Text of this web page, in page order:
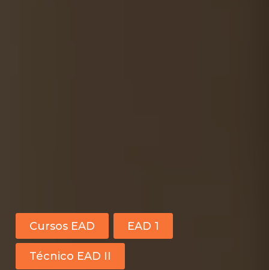
Cursos EAD EAD 1
Técnico EAD II